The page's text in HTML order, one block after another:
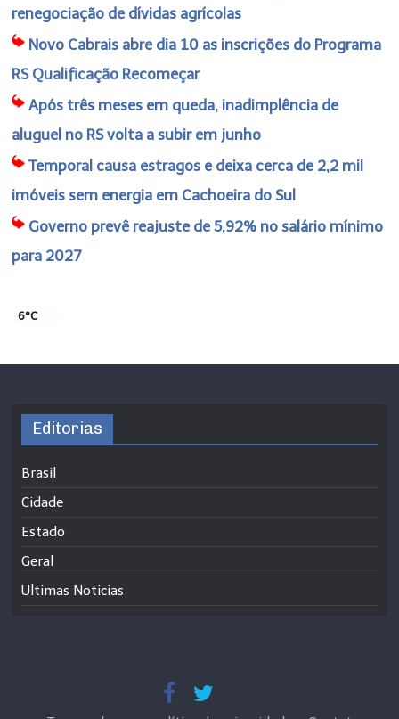
renegociação de dívidas agrícolas
Novo Cabrais abre dia 10 as inscrições do Programa
RS Qualificação Recomeçar
Após três meses em queda, inadimplência de
aluguel no RS volta a subir em junho
Temporal causa estragos e deixa cerca de 2,2 mil
imóveis sem energia em Cachoeira do Sul
Governo prevê reajuste de 5,92% no salário mínimo
para 2027
6°C
Editorias
Brasil
Cidade
Estado
Geral
Ultimas Noticias